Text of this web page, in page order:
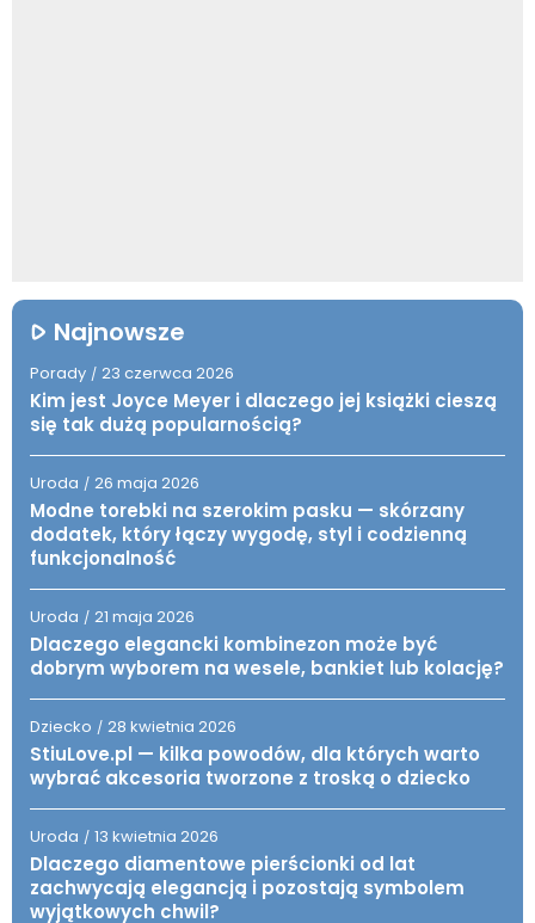
Najnowsze
Porady / 23 czerwca 2026
Kim jest Joyce Meyer i dlaczego jej książki cieszą
się tak dużą popularnością?
Uroda / 26 maja 2026
Modne torebki na szerokim pasku — skórzany
dodatek, który łączy wygodę, styl i codzienną
funkcjonalność
Uroda / 21 maja 2026
Dlaczego elegancki kombinezon może być
dobrym wyborem na wesele, bankiet lub kolację?
Dziecko / 28 kwietnia 2026
StiuLove.pl — kilka powodów, dla których warto
wybrać akcesoria tworzone z troską o dziecko
Uroda / 13 kwietnia 2026
Dlaczego diamentowe pierścionki od lat
zachwycają elegancją i pozostają symbolem
wyjątkowych chwil?